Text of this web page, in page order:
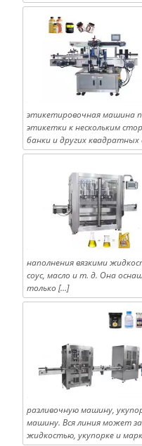
этикетировочная машина
этикетки к нескольким
банки и других
наполнения вязкими
соус, масло и т. д. Она
только […]
разливочную машину,
машину. Вся линия может
жидкостью, укупорке и